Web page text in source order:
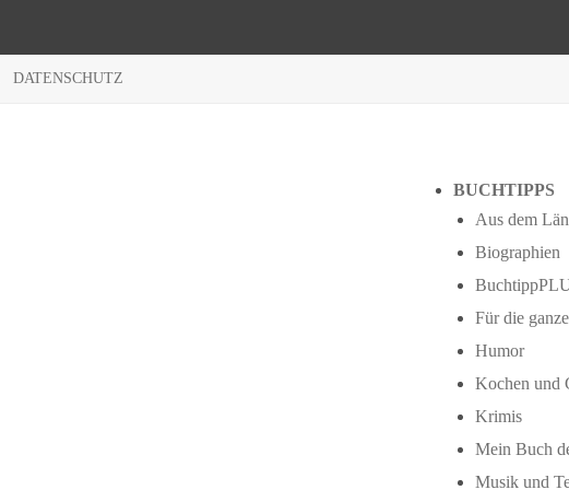
DATENSCHUTZ
BUCHTIPPS
Aus dem
Biographien
Für die
Humor
Kochen und
Krimis
Mein Buch
Musik und